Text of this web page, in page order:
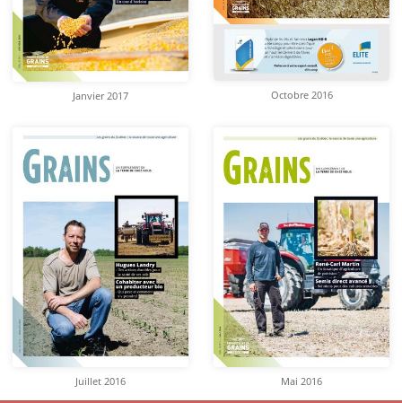
Janvier 2017 Octobre 2016
Juillet 2016 Mai 2016